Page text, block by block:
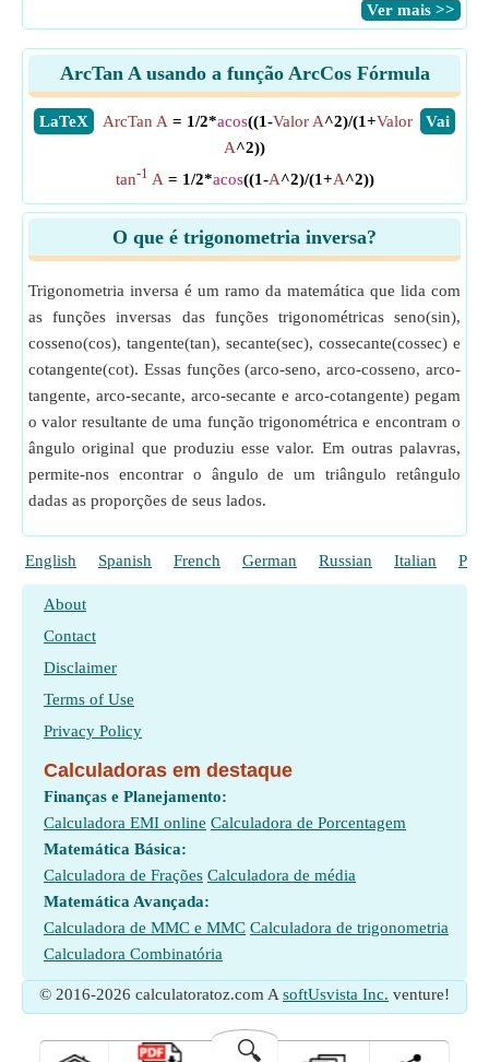
​Ver mais >>
ArcTan A usando a função ArcCos Fórmula
​LaTeX ​Vai
ArcTan A = 1/2*acos((1-Valor A^2)/(1+Valor
A^2))
tan-1 A = 1/2*acos((1-A^2)/(1+A^2))
O que é trigonometria inversa?
Trigonometria inversa é um ramo da matemática que lida com
as funções inversas das funções trigonométricas seno(sin),
cosseno(cos), tangente(tan), secante(sec), cossecante(cossec) e
cotangente(cot). Essas funções (arco-seno, arco-cosseno, arco-
tangente, arco-secante, arco-secante e arco-cotangente) pegam
o valor resultante de uma função trigonométrica e encontram o
ângulo original que produziu esse valor. Em outras palavras,
permite-nos encontrar o ângulo de um triângulo retângulo
dadas as proporções de seus lados.
English Spanish French German Russian Italian
About
Contact
Disclaimer
Terms of Use
Privacy Policy
Calculadoras em destaque
Finanças e Planejamento:
Calculadora EMI online Calculadora de Porcentagem
Matemática Básica:
Calculadora de Frações Calculadora de média
Matemática Avançada:
Calculadora de MMC e MMC Calculadora de trigonometria
Calculadora Combinatória
© 2016-2026 calculatoratoz.com A softUsvista Inc. venture!
🔍